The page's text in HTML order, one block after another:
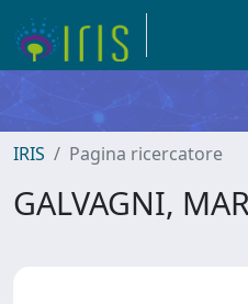
IRIS Pagina ricercatore
GALVAGNI,